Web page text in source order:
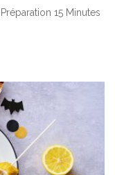
15 Minutes